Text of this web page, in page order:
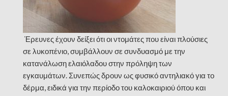
Έρευνες έχουν δείξει ότι οι ντομάτες που είναι πλούσιες
σε λυκοπένιο, συμβάλλουν σε συνδυασμό με την
κατανάλωση ελαιόλαδου στην πρόληψη των
εγκαυμάτων. Συνεπώς δρουν ως φυσικό αντηλιακό για το
δέρμα, ειδικά για την περίοδο του καλοκαιριού όπου και